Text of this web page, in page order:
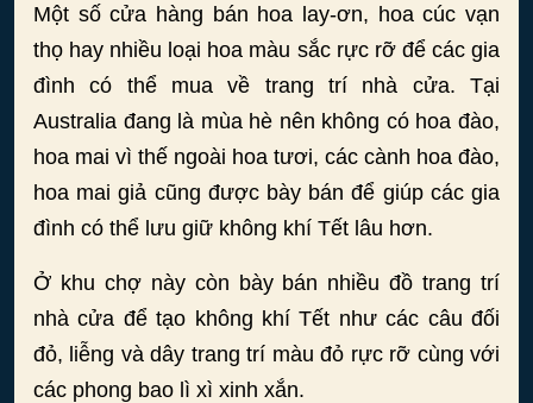
Một số cửa hàng bán hoa lay-ơn, hoa cúc vạn
thọ hay nhiều loại hoa màu sắc rực rỡ để các gia
đình có thể mua về trang trí nhà cửa. Tại
Australia đang là mùa hè nên không có hoa đào,
hoa mai vì thế ngoài hoa tươi, các cành hoa đào,
hoa mai giả cũng được bày bán để giúp các gia
đình có thể lưu giữ không khí Tết lâu hơn.
Ở khu chợ này còn bày bán nhiều đồ trang trí
nhà cửa để tạo không khí Tết như các câu đối
đỏ, liễng và dây trang trí màu đỏ rực rỡ cùng với
các phong bao lì xì xinh xắn.